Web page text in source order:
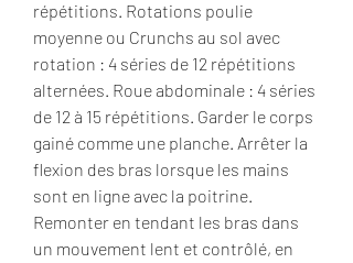
répétitions. Rotations poulie
moyenne ou Crunchs au sol avec
rotation : 4 séries de 12 répétitions
alternées. Roue abdominale : 4 séries
de 12 à 15 répétitions. Garder le corps
gainé comme une planche. Arrêter la
flexion des bras lorsque les mains
sont en ligne avec la poitrine.
Remonter en tendant les bras dans
un mouvement lent et contrôlé, en